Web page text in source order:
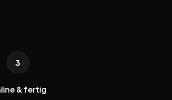
3
& fertig